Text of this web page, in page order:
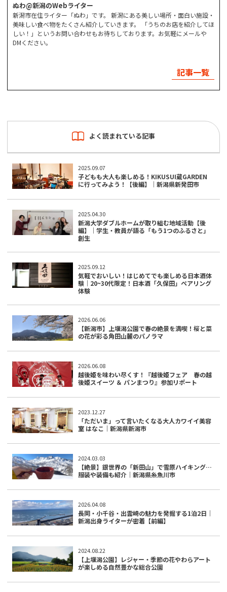
ぬわ@新潟のWebライター
新潟市在住ライター「ぬわ」です。 新潟にある美しい場所・面白い施設・
美味しい食べ物をたくさん紹介していきます。 「うちのお店を紹介してほ
しい！」というお問い合わせもお待ちしております。お気軽にメールや
DMください。
記事一覧
よく読まれている記事
2025.09.07
子どもも大人も楽しめる！KIKUSUI蔵GARDEN
に行ってみよう！【後編】｜新潟県新発田市
2025.04.30
新潟大学ダブルホームが取り組む地域活動【後
編】｜学生・教員が語る「もう1つのふるさと」
創生
2025.09.12
気軽でおいしい！はじめてでも楽しめる日本酒体
験｜20~30代限定！日本酒「久保田」ペアリング
体験
2026.06.06
【新潟市】上堰潟公園で春の絶景を満喫！桜と菜
の花が彩る角田山麓のパノラマ
2026.06.08
越後姫を味わい尽くす！『越後姫フェア 春の越
後姫スイーツ ＆ パンまつり』参加リポート
2023.12.27
「ただいま」って言いたくなる大人カワイイ美容
室 はなこ｜新潟県新潟市
2024.03.03
【絶景】銀世界の「新田山」で雪原ハイキング…
服装や装備も紹介｜新潟県糸魚川市
2026.04.08
長岡・小千谷・出雲崎の魅力を発掘する1泊2日｜
新潟出身ライターが密着【前編】
2024.08.22
【上堰潟公園】レジャー・季節の花やわらアート
が楽しめる自然豊かな総合公園